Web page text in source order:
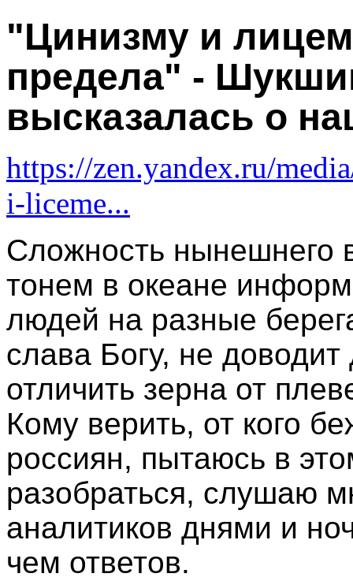
"Цинизму и
предела" -
высказалась о
https://zen.yandex.ru/
i-liceme...
Сложность нынешнего
тонем в океане
людей на разные
слава Богу, не
отличить зерна от
Кому верить, от кого
россиян, пытаюсь в
разобраться, слушаю
аналитиков днями и
чем ответов.